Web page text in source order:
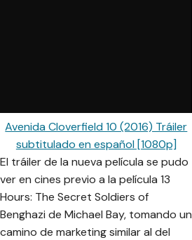
Avenida Cloverfield 10 (2016) Tráiler
subtitulado en español [1080p]
El tráiler de la nueva película se pudo
ver en cines previo a la película 13
Hours: The Secret Soldiers of
Benghazi de Michael Bay, tomando un
camino de marketing similar al del